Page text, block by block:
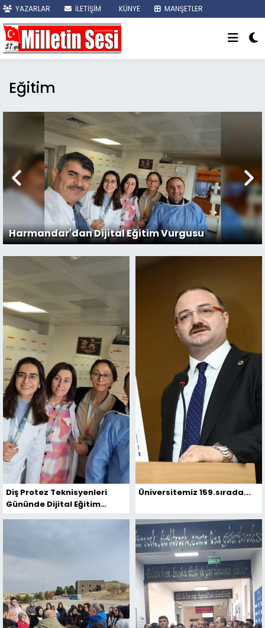
YAZARLAR İLETİŞİM KÜNYE
MANŞETLER
SON DAKİKA
Eğitim
Tarihi mekanda öğrencilere ders
Diş Protez Teknisyenleri
Gününde Dijital Eğitim
Üniversitemiz 159.sırada...